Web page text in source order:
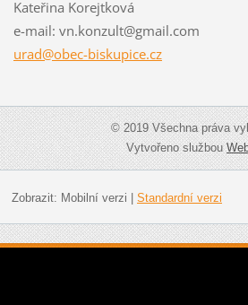
Kateřina Korejtková
e-mail: vn.konzult@gmail.com
urad@obec-biskupice.cz
© 2019 Všechna práva
Vytvořeno službou
Zobrazit: Mobilní verzi | Standardní verzi